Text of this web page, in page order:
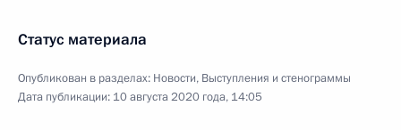
Статус материала
Опубликован в разделах: Новости, Выступления и стенограммы
Дата публикации: 10 августа 2020 года, 14:05